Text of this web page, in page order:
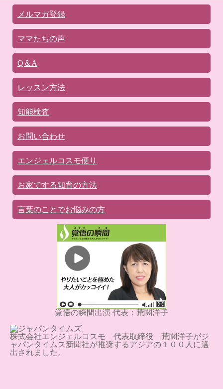
メルマガ登録
ママたちの声
Q＆A
レッスン方法
知能検査
お問い合わせ
エンジェルコスモ便り
お家でする知育の方法
言葉のことでお悩みの方
覚悟の瞬間出演 代表：荒関洋子
株式会社エンジェルコスモ 代表取締役 荒関洋子がジ
ャパンタイムス新聞社が推奨するアジアの１００人に選
出されました。